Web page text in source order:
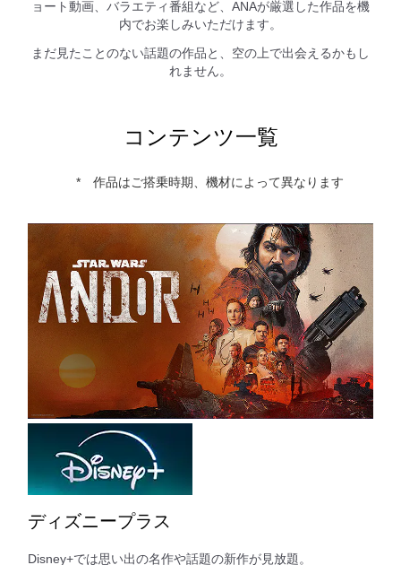
ョート動画、バラエティ番組など、ANAが厳選した作品を機
内でお楽しみいただけます。
まだ見たことのない話題の作品と、空の上で出会えるかもし
れません。
コンテンツ一覧
作品はご搭乗時期、機材によって異なります
ディズニープラス
Disney+では思い出の名作や話題の新作が見放題。